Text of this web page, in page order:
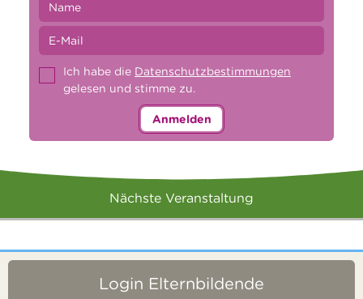
Ich habe die Datenschutzbestimmungen
gelesen und stimme zu.
Anmelden
Nächste Veranstaltung
Login Elternbildende